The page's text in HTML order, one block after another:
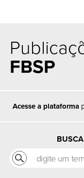
FBSP
Acesse a plataforma
BUSCA